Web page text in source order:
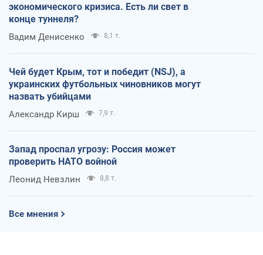
экономического кризиса. Есть ли свет в
конце туннеля?
Вадим Денисенко 8,1 т.
Чей будет Крым, тот и победит (NSJ), а
украинских футбольных чиновников могут
назвать убийцами
Александр Кирш 7,9 т.
Запад проспал угрозу: Россия может
проверить НАТО войной
Леонид Невзлин 8,8 т.
Все мнения